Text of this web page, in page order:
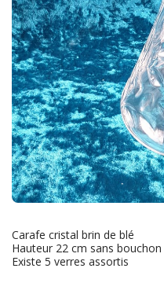
Carafe cristal brin de blé
Hauteur 22 cm sans bouchon
Existe 5 verres assortis